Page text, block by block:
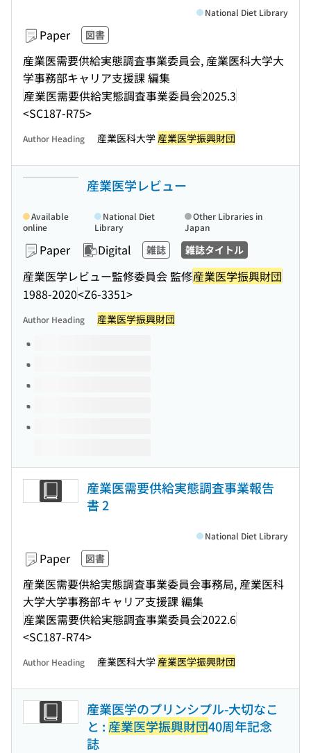
Paper 図書
産業医需要供給実態調査事業委員会, 産業医科大学大
学事務部キャリア支援課 編集
産業医需要供給実態調査事業委員会2025.3
<SC187-R75>
National Diet Library
Author Heading 産業医科大学産業医学振興財団
産業医学レビュー
Paper Digital 雑誌 雑誌タイトル
産業医学レビュー監修委員会 監修産業医学振興財団
1988-2020<Z6-3351>
Available
online
National Diet
Library
Other Libraries in
Japan
Author Heading 産業医学振興財団
Volumes of this title
産業医需要供給実態調査事業報告
書 2
Paper 図書
産業医需要供給実態調査事業委員会事務局, 産業医科
大学大学事務部キャリア支援課 編集
産業医需要供給実態調査事業委員会2022.6
<SC187-R74>
National Diet Library
Author Heading 産業医科大学産業医学振興財団
産業医学のプリンシプル-大切なこ
と : 産業医学振興財団40周年記念
誌